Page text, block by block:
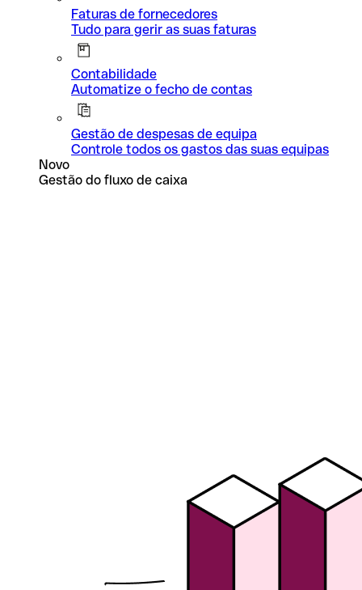
Faturas de fornecedores
Tudo para gerir as suas faturas
Contabilidade
Automatize o fecho de contas
Gestão de despesas de equipa
Controle todos os gastos das suas equipas
Novo
Gestão do fluxo de caixa